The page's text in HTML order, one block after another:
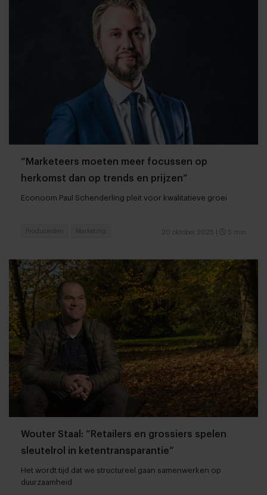
“Marketeers moeten meer focussen op
herkomst dan op trends en prijzen”
Econoom Paul Schenderling pleit voor kwalitatieve groei
20 oktober 2025 5 min
Producenten Marketing
Wouter Staal: “Retailers en grossiers spelen
sleutelrol in ketentransparantie”
Het wordt tijd dat we structureel gaan samenwerken op
duurzaamheid